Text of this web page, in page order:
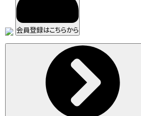
会員登録はこちらから